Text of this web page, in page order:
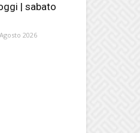
| sabato
2026